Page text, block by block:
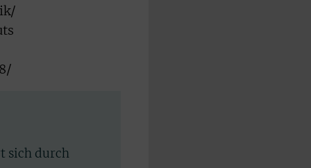
sich durch